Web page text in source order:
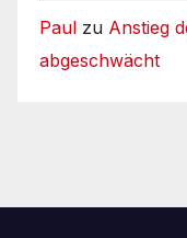
Paul zu Anstieg
abgeschwächt